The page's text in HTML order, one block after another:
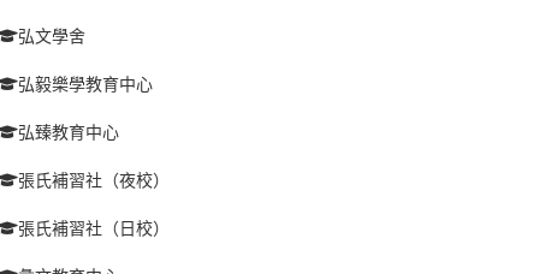
弘文學舍
弘毅樂學教育中心
弘臻教育中心
張氏補習社（夜校）
張氏補習社（日校）